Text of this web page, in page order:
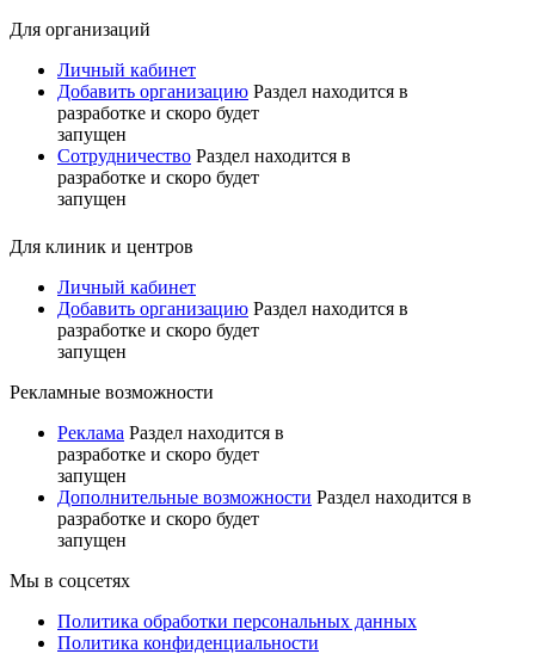
Для организаций
Личный кабинет
Добавить организацию Раздел находится в
разработке и скоро будет
запущен
Сотрудничество Раздел находится в
разработке и скоро будет
запущен
Для клиник и центров
Личный кабинет
Добавить организацию Раздел находится в
разработке и скоро будет
запущен
Рекламные возможности
Реклама Раздел находится в
разработке и скоро будет
запущен
Дополнительные возможности Раздел находится в
разработке и скоро будет
запущен
Мы в соцсетях
Политика обработки персональных данных
Политика конфиденциальности